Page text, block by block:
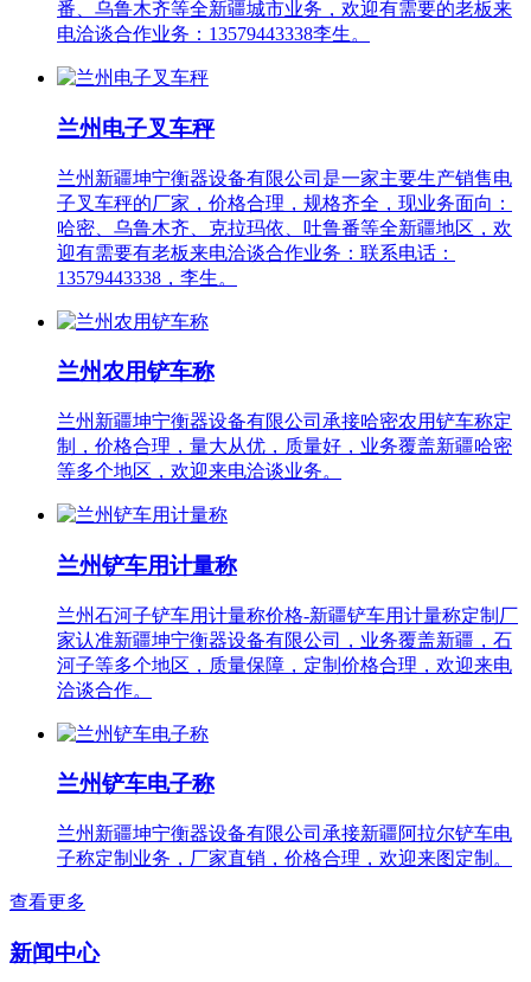
番、乌鲁木齐等全新疆城市业务，欢迎有需要的老板来
电洽谈合作业务：13579443338李生。
兰州电子叉车秤
兰州新疆坤宁衡器设备有限公司是一家主要生产销售电
子叉车秤的厂家，价格合理，规格齐全，现业务面向：
哈密、乌鲁木齐、克拉玛依、吐鲁番等全新疆地区，欢
迎有需要有老板来电洽谈合作业务：联系电话：
13579443338，李生。
兰州农用铲车称
兰州新疆坤宁衡器设备有限公司承接哈密农用铲车称定
制，价格合理，量大从优，质量好，业务覆盖新疆哈密
等多个地区，欢迎来电洽谈业务。
兰州铲车用计量称
兰州石河子铲车用计量称价格-新疆铲车用计量称定制厂
家认准新疆坤宁衡器设备有限公司，业务覆盖新疆，石
河子等多个地区，质量保障，定制价格合理，欢迎来电
洽谈合作。
兰州铲车电子称
兰州新疆坤宁衡器设备有限公司承接新疆阿拉尔铲车电
子称定制业务，厂家直销，价格合理，欢迎来图定制。
查看更多
新闻中心